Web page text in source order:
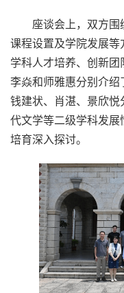
座谈会上，双方围
课程设置及学院发展
学科人才培养、创新团
李焱和师雅惠分别介绍
钱建状、肖湛、景欣悦
代文学等二级学科发展
培育深入探讨。